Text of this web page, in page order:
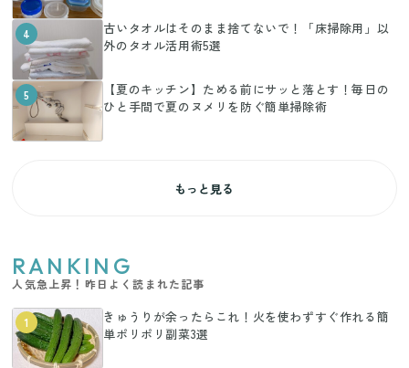
4
古いタオルはそのまま捨てないで！「床掃除用」以
外のタオル活用術5選
5
【夏のキッチン】ためる前にサッと落とす！毎日の
ひと手間で夏のヌメリを防ぐ簡単掃除術
もっと見る
RANKING
人気急上昇！昨日よく読まれた記事
1
きゅうりが余ったらこれ！火を使わずすぐ作れる簡
単ポリポリ副菜3選